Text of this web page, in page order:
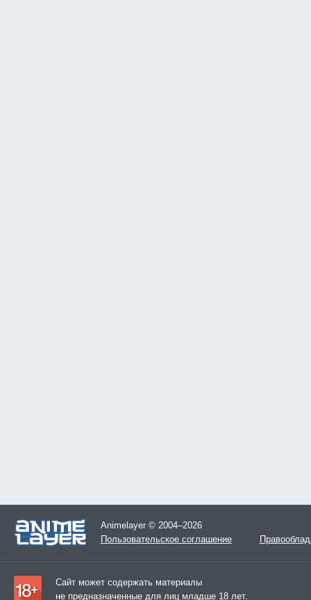
Animelayer © 2004–2026
Пользовательское соглашение
Сайт может содержать материалы
не предназначенные для лиц младше 18 лет.